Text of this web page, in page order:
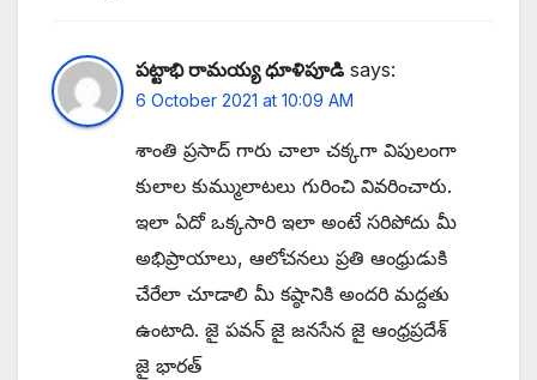
పట్టాభి రామయ్య ధూళిపూడి says:
6 October 2021 at 10:09 AM
శాంతి ప్రసాద్ గారు చాలా చక్కగా విపులంగా
కులాల కుమ్ములాటలు గురించి వివరించారు.
ఇలా ఏదో ఒక్కసారి ఇలా అంటే సరిపోదు మీ
అభిప్రాయాలు, ఆలోచనలు ప్రతి ఆంధ్రుడుకి
చేరేలా చూడాలి మీ కష్ఠానికి అందరి మద్దతు
ఉంటాది. జై పవన్ జై జనసేన జై ఆంధ్రప్రదేశ్
జై భారత్